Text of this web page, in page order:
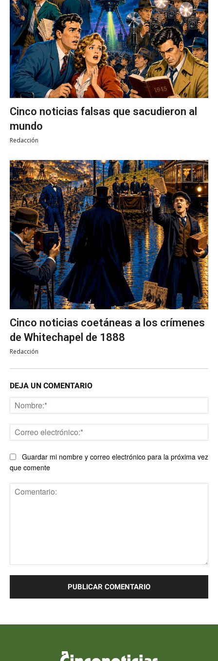
Cinco noticias falsas que sacudieron al
mundo
Redacción
Cinco noticias coetáneas a los crímenes
de Whitechapel de 1888
Redacción
DEJA UN COMENTARIO
Guardar mi nombre y correo electrónico para la próxima vez
que comente